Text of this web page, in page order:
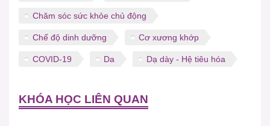
Chăm sóc sức khỏe chủ động
Chế độ dinh dưỡng Cơ xương khớp
COVID-19 Da Dạ dày - Hệ tiêu hóa
KHÓA HỌC LIÊN QUAN